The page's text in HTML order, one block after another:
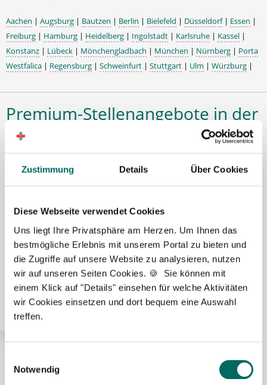
Zustimmung Details Über Cookies
Diese Webseite verwendet Cookies
Uns liegt Ihre Privatsphäre am Herzen. Um Ihnen das
bestmögliche Erlebnis mit unserem Portal zu bieten und
die Zugriffe auf unsere Website zu analysieren, nutzen
wir auf unseren Seiten Cookies. 🍪 Sie können mit
einem Klick auf "Details" einsehen für welche Aktivitäten
wir Cookies einsetzen und dort bequem eine Auswahl
treffen.
Notwendig
Aachen | Augsburg | Bautzen | Berlin | Bielefeld | Düsseldorf| Essen |
Freiburg | Hamburg | Heidelberg | Ingolstadt | Karlsruhe | Kassel |
Konstanz | Lübeck | Mönchengladbach | München | Nürnberg | Porta
Westfalica | Regensburg | Schweinfurt | Stuttgart | Ulm | Würzburg |
Premium-Stellenangebote in der
Region Landkreis Augsburg:
Pharmazeutisch-technischer Assistent (PTA) (m/w/d)
in Voll- oder Teilzeit ab sofort in Augsburg
🌟 PREMIUM-STELLENANGEBOT 🌟